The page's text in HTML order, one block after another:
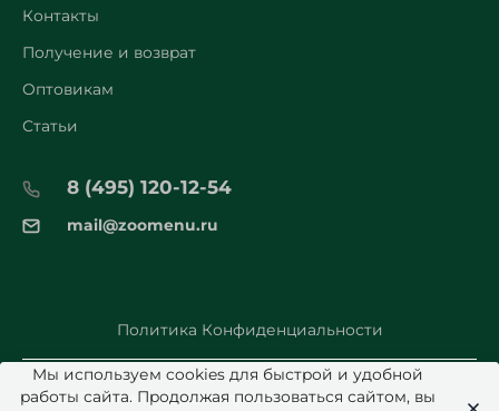
Контакты
Получение и возврат
Оптовикам
Статьи
8 (495) 120-12-54
mail@zoomenu.ru
Политика Конфиденциальности
© 2026 Zoomenu.ru - Все права защищены.
Мы используем cookies для быстрой и удобной
работы сайта. Продолжая пользоваться сайтом, вы